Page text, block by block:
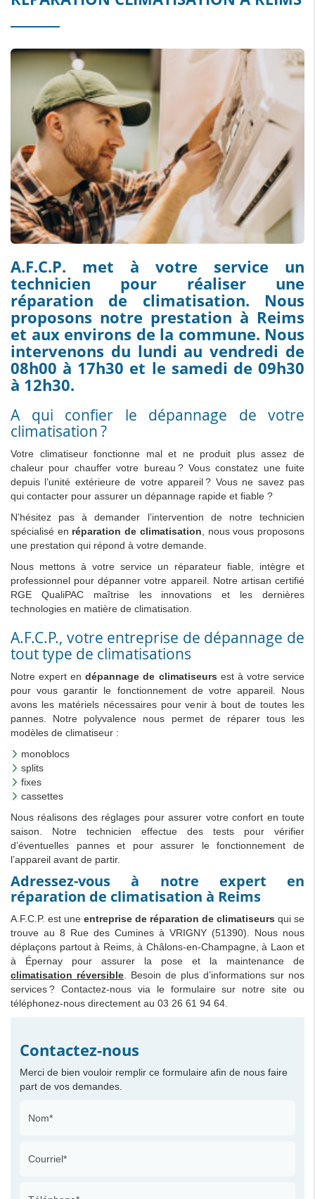
A.F.C.P. met à votre service un
technicien pour réaliser une
réparation de climatisation. Nous
proposons notre prestation à Reims
et aux environs de la commune. Nous
intervenons du lundi au vendredi de
08h00 à 17h30 et le samedi de 09h30
à 12h30.
A qui confier le dépannage de votre
climatisation ?
Votre climatiseur fonctionne mal et ne produit plus assez de
chaleur pour chauffer votre bureau ? Vous constatez une fuite
depuis l’unité extérieure de votre appareil ? Vous ne savez pas
qui contacter pour assurer un dépannage rapide et fiable ?
N’hésitez pas à demander l’intervention de notre technicien
spécialisé en réparation de climatisation , nous vous proposons
une prestation qui répond à votre demande.
Nous mettons à votre service un réparateur fiable, intègre et
professionnel pour dépanner votre appareil. Notre artisan certifié
RGE QualiPAC maîtrise les innovations et les dernières
technologies en matière de climatisation.
A.F.C.P., votre entreprise de dépannage de
tout type de climatisations
Notre expert endépannage de climatiseurs est à votre service
pour vous garantir le fonctionnement de votre appareil. Nous
avons les matériels nécessaires pour venir à bout de toutes les
pannes. Notre polyvalence nous permet de réparer tous les
modèles de climatiseur :
monoblocs
splits
fixes
cassettes
Nous réalisons des réglages pour assurer votre confort en toute
saison. Notre technicien effectue des tests pour vérifier
d’éventuelles pannes et pour assurer le fonctionnement de
l’appareil avant de partir.
Adressez-vous à notre expert en
réparation de climatisation à Reims
A.F.C.P. est une entreprise de réparation de climatiseurs qui se
trouve au 8 Rue des Cumines à VRIGNY (51390). Nous nous
déplaçons partout à Reims, à Châlons-en-Champagne, à Laon et
à Épernay pour assurer la pose et la maintenance de
climatisation réversible . Besoin de plus d’informations sur nos
services ? Contactez-nous via le formulaire sur notre site ou
téléphonez-nous directement au 03 26 61 94 64.
Contactez-nous
Merci de bien vouloir remplir ce formulaire afin de nous faire
part de vos demandes.